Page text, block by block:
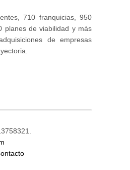
710 franquicias, 950
planes de viabilidad y más
de empresas